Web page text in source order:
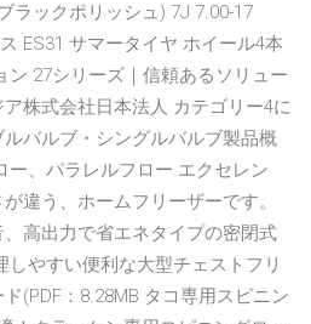
ラックポリッシュ) 7J 7.00-17
ES31 サマータイヤ ホイール4本
ン 27シリーズ｜信頼あるソリュー
株式会社日本法人 カテゴリー4に
バルブ・シングルバルブ製品概
ー、パラレルフロー エクセレン
違う、ホームフリーザーです。
高出力で省エネタイプの密閉式
しやすい便利な大型チェストフリ
(PDF：8.28MB タコ専用スピニン